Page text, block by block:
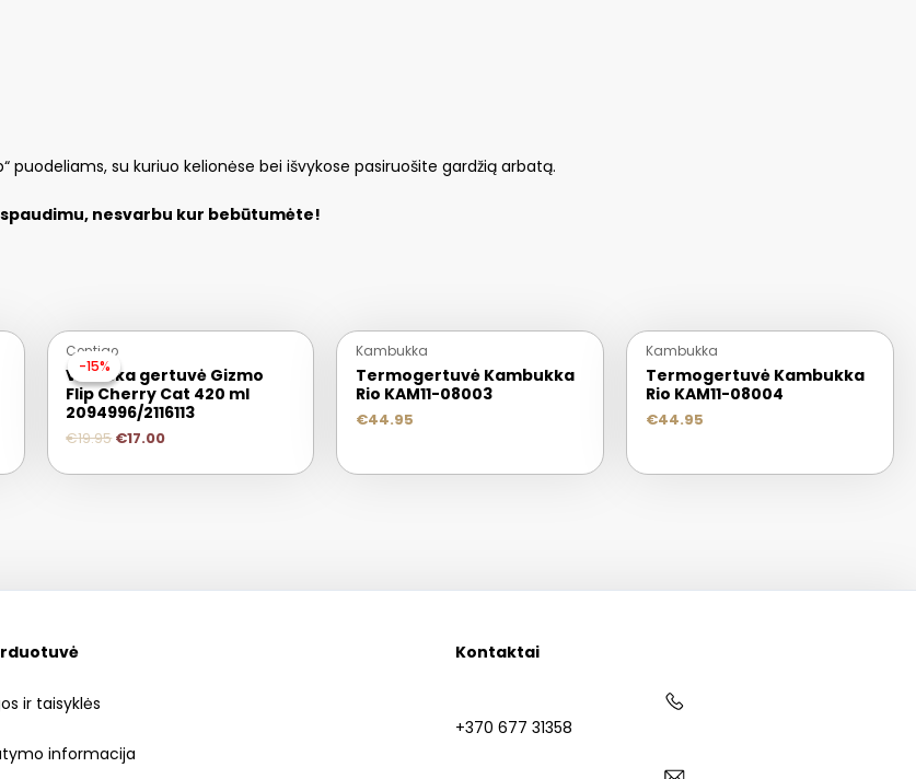
puodeliams, su kuriuo kelionėse bei išvykose pasiruošite gardžią arbatą.
nesvarbu kur bebūtumėte!
-15%
-15%
Contigo
Vaikiška gertuvė Gizmo
Flip Cherry Cat 420 ml
2094996/2116113
€19.95€17.00
Kambukka
Termogertuvė Kambukka
Rio KAM11-08003
€44.95
Kambukka
Termogertuvė Kambukka
Rio KAM11-08004
€44.95
ir taisyklės
informacija
Kontaktai
+370 677 31358